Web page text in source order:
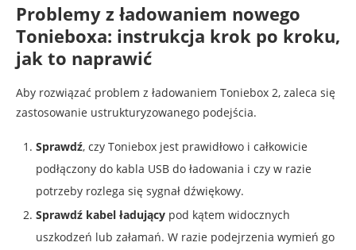
Problemy z ładowaniem nowego
Tonieboxa: instrukcja krok po kroku,
jak to naprawić
Aby rozwiązać problem z ładowaniem Toniebox 2, zaleca się
zastosowanie ustrukturyzowanego podejścia.
Sprawdź, czy Toniebox jest prawidłowo i całkowicie
podłączony do kabla USB do ładowania i czy w razie
potrzeby rozlega się sygnał dźwiękowy.
Sprawdź kabel ładujący pod kątem widocznych
uszkodzeń lub załamań. W razie podejrzenia wymień go